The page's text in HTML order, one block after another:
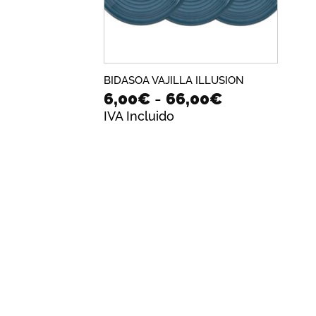
BIDASOA VAJILLA ILLUSION
6,00€ - 66,00€Rango
IVA Incluido